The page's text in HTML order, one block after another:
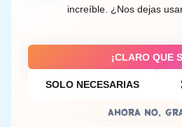
C/ Doctor Rodríguez de la
Aviso
increíble. ¿Nos dejas
¡CLARO QUE
SOLO NECESARIAS
AHORA NO,